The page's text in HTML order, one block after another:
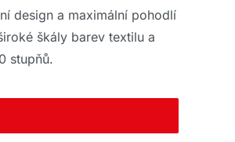
design a maximální pohodlí
škály barev textilu a
stupňů.